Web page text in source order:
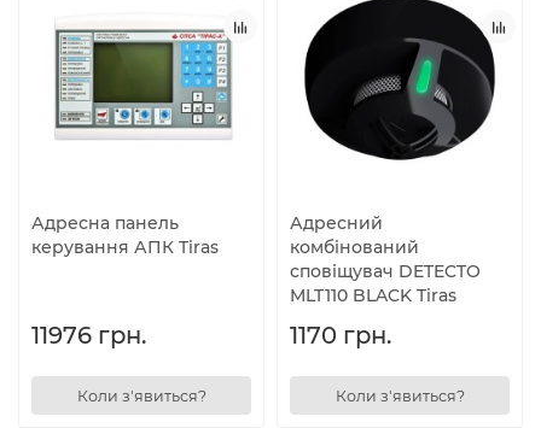
Адресна панель
керування АПК Tiras
11976 грн.
Коли з'явиться?
Адресний
комбінований
сповіщувач DETECTO
MLT110 BLACK Tiras
1170 грн.
Коли з'явиться?